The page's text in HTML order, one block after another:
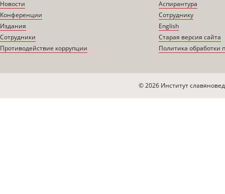
Новости
Конференции
Издания
Сотрудники
Противодействие коррупции
Аспирантура
Сотруднику
English
Старая версия сайта
Политика обработки
© 2026 Институт